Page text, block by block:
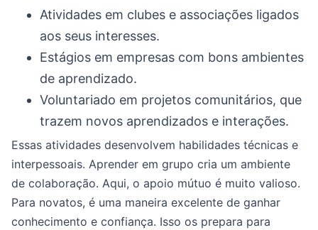
Atividades em clubes e associações ligados
aos seus interesses.
Estágios em empresas com bons ambientes
de aprendizado.
Voluntariado em projetos comunitários, que
trazem novos aprendizados e interações.
Essas atividades desenvolvem habilidades técnicas e
interpessoais. Aprender em grupo cria um ambiente
de colaboração. Aqui, o apoio mútuo é muito valioso.
Para novatos, é uma maneira excelente de ganhar
conhecimento e confiança. Isso os prepara para